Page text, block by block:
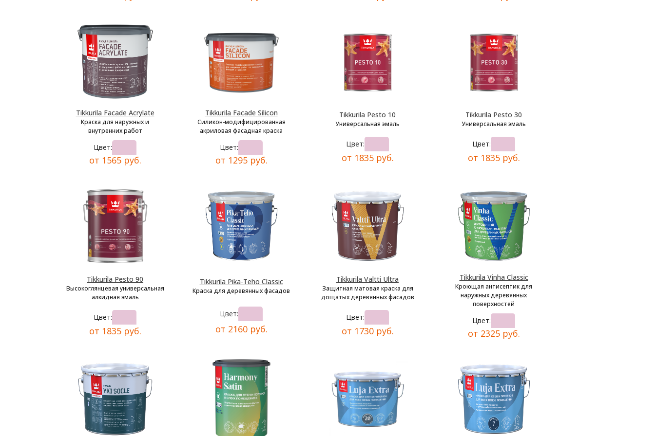
Tikkurila Facade Acrylate
Краска для наружных и
внутренних работ
Цвет:
от 1565 руб.
Tikkurila Facade Silicon
Силикон-модифицированная
акриловая фасадная краска
Цвет:
от 1295 руб.
Tikkurila Pesto 10
Универсальная эмаль
Цвет:
от 1835 руб.
Tikkurila Pesto 30
Универсальная эмаль
Цвет:
от 1835 руб.
Tikkurila Pesto 90
Высокоглянцевая универсальная
алкидная эмаль
Цвет:
от 1835 руб.
Tikkurila Pika-Teho Classic
Краска для деревянных фасадов
Цвет:
от 2160 руб.
Tikkurila Valtti Ultra
Защитная матовая краска для
дощатых деревянных фасадов
Цвет:
от 1730 руб.
Tikkurila Vinha Classic
Кроющая антисептик для
наружных деревянных
поверхностей
Цвет:
от 2325 руб.